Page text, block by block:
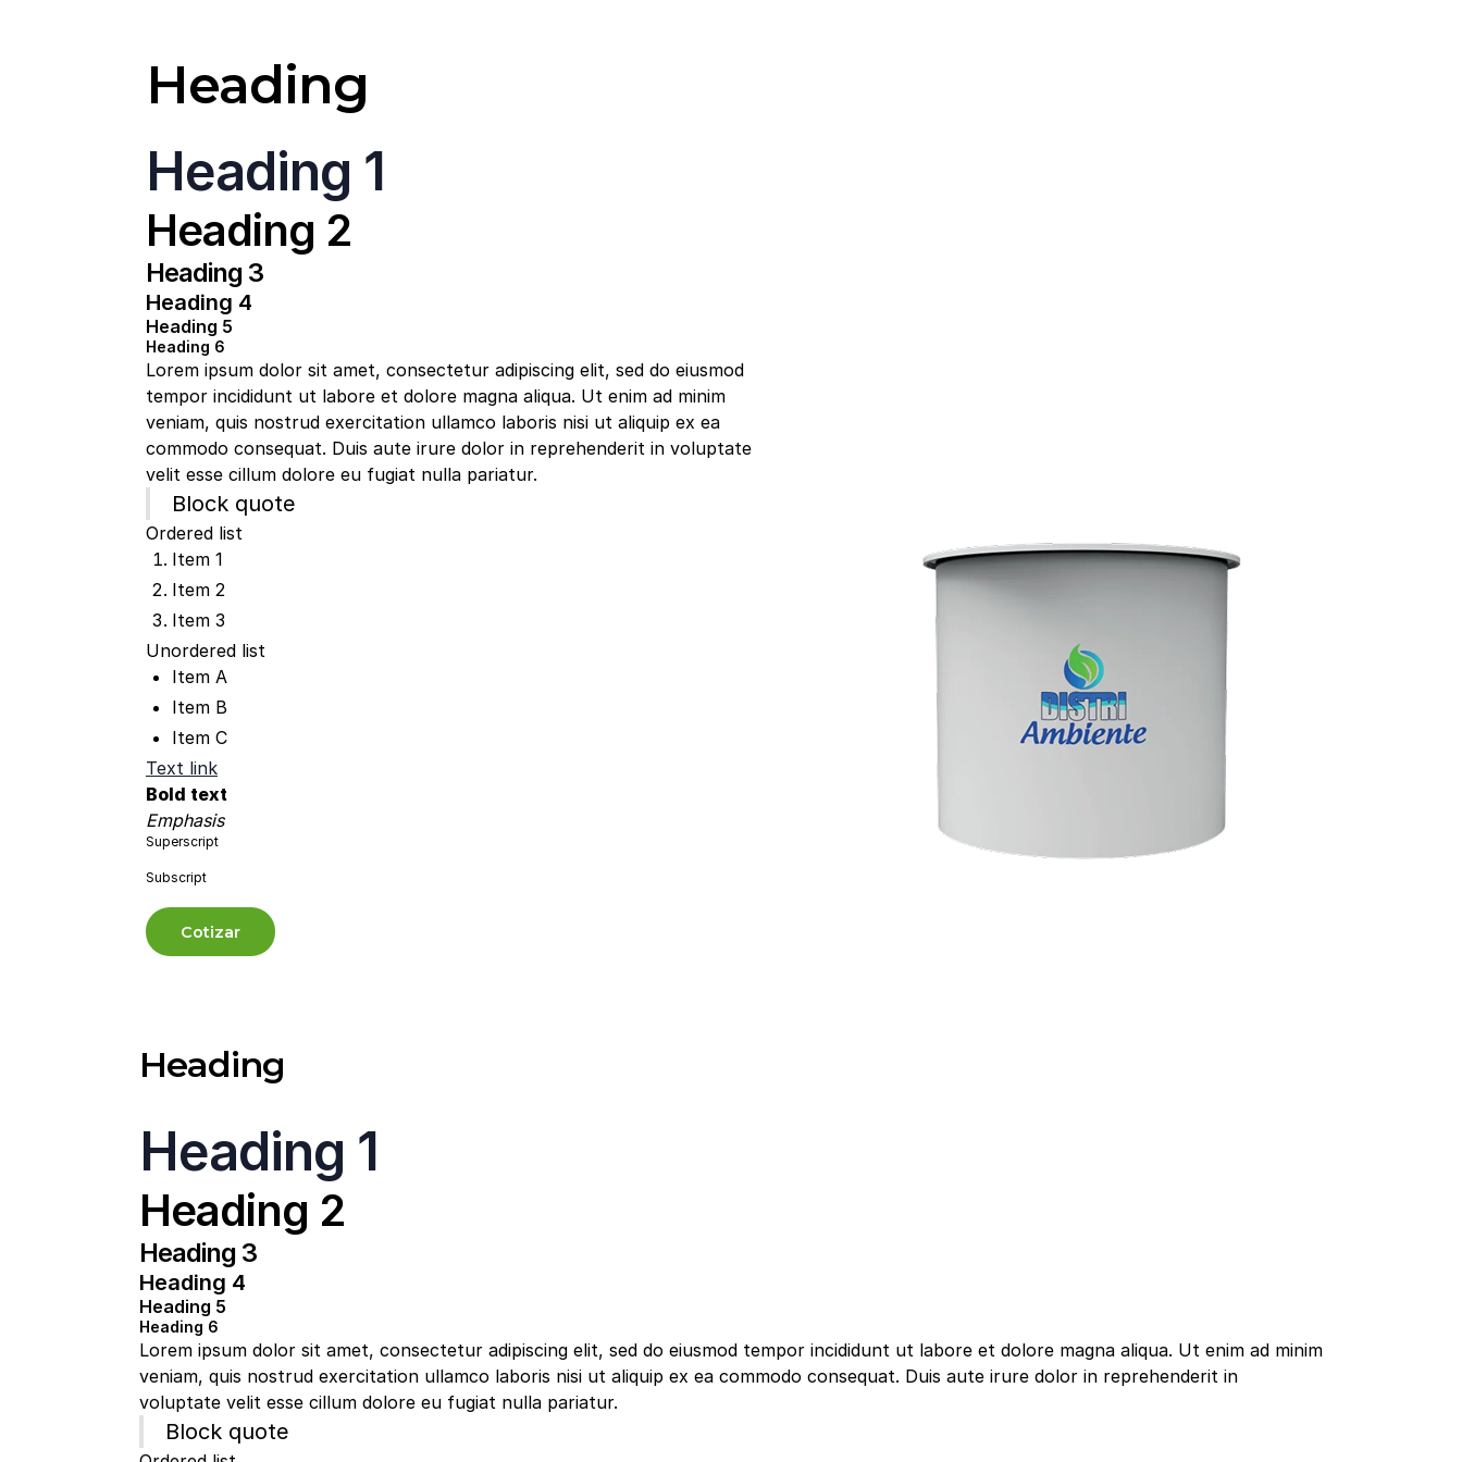
Heading
Heading 1
Heading 2
Heading 3
Heading 4
Heading 5
Heading 6
Lorem ipsum dolor sit amet, consectetur adipiscing elit, sed do eiusmod
tempor incididunt ut labore et dolore magna aliqua. Ut enim ad minim
veniam, quis nostrud exercitation ullamco laboris nisi ut aliquip ex ea
commodo consequat. Duis aute irure dolor in reprehenderit in voluptate
velit esse cillum dolore eu fugiat nulla pariatur.
Block quote
Ordered list
Item 1
Item 2
Item 3
Unordered list
Item A
Item B
Item C
Text link
Bold text
Emphasis
Superscript
Subscript
Cotizar
Heading
Heading 1
Heading 2
Heading 3
Heading 4
Heading 5
Heading 6
Lorem ipsum dolor sit amet, consectetur adipiscing elit, sed do eiusmod tempor incididunt ut labore et dolore magna aliqua. Ut enim ad minim
veniam, quis nostrud exercitation ullamco laboris nisi ut aliquip ex ea commodo consequat. Duis aute irure dolor in reprehenderit in
voluptate velit esse cillum dolore eu fugiat nulla pariatur.
Block quote